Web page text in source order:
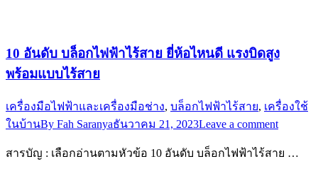
10 อันดับ บล็อกไฟฟ้าไร้สาย ยี่ห้อไหนดี แรงบิดสูง
พร้อมแบบไร้สาย
เครื่องมือไฟฟ้าและเครื่องมือช่าง, บล็อกไฟฟ้าไร้สาย, เครื่องใช้
ในบ้านBy Fah Saranyaธันวาคม 21, 2023Leave a comment
สารบัญ : เลือกอ่านตามหัวข้อ 10 อันดับ บล็อกไฟฟ้าไร้สาย …